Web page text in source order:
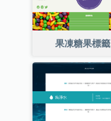
果凍糖果標籤